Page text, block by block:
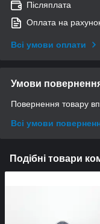
Післяплата
Оплата на
Всі умови оплати
Умови
Повернення товару
Всі умови
Подібні товари